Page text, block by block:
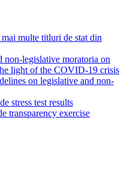
multe titluri de stat din
non-legislative moratoria on
light of the COVID-19 crisis
on legislative and non-
stress test results
transparency exercise